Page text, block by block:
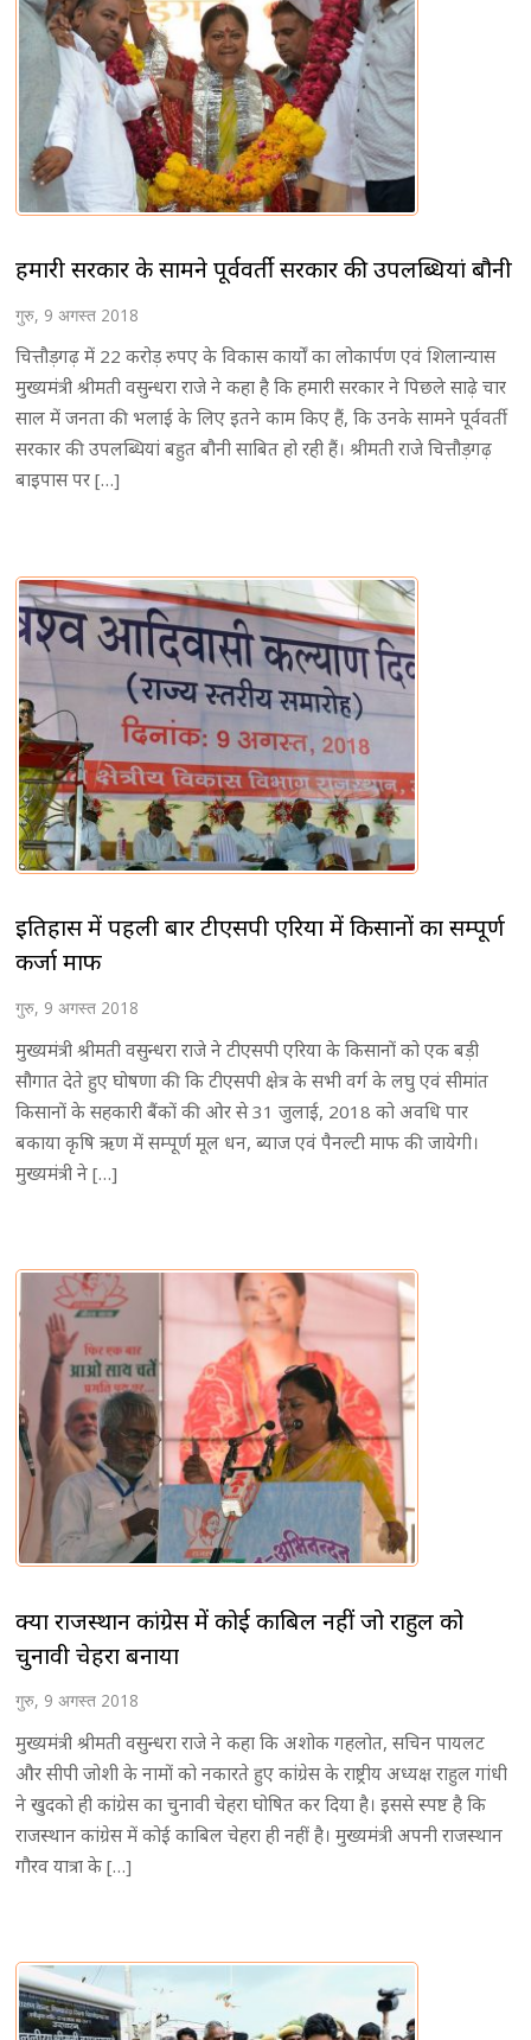
हमारी सरकार के सामने पूर्ववर्ती सरकार की उपलब्धियां बौनी
गुरु, 9 अगस्त 2018
चित्तौड़गढ़ में 22 करोड़ रुपए के विकास कार्यों का लोकार्पण एवं शिलान्यास
मुख्यमंत्री श्रीमती वसुन्धरा राजे ने कहा है कि हमारी सरकार ने पिछले साढ़े चार
साल में जनता की भलाई के लिए इतने काम किए हैं, कि उनके सामने पूर्ववर्ती
सरकार की उपलब्धियां बहुत बौनी साबित हो रही हैं। श्रीमती राजे चित्तौड़गढ़
बाइपास पर […]
इतिहास में पहली बार टीएसपी एरिया में किसानों का सम्पूर्ण
कर्जा माफ
गुरु, 9 अगस्त 2018
मुख्यमंत्री श्रीमती वसुन्धरा राजे ने टीएसपी एरिया के किसानों को एक बड़ी
सौगात देते हुए घोषणा की कि टीएसपी क्षेत्र के सभी वर्ग के लघु एवं सीमांत
किसानों के सहकारी बैंकों की ओर से 31 जुलाई, 2018 को अवधि पार
बकाया कृषि ऋण में सम्पूर्ण मूल धन, ब्याज एवं पैनल्टी माफ की जायेगी।
मुख्यमंत्री ने […]
क्या राजस्थान कांग्रेस में कोई काबिल नहीं जो राहुल को
चुनावी चेहरा बनाया
गुरु, 9 अगस्त 2018
मुख्यमंत्री श्रीमती वसुन्धरा राजे ने कहा कि अशोक गहलोत, सचिन पायलट
और सीपी जोशी के नामों को नकारते हुए कांग्रेस के राष्ट्रीय अध्यक्ष राहुल गांधी
ने खुदको ही कांग्रेस का चुनावी चेहरा घोषित कर दिया है। इससे स्पष्ट है कि
राजस्थान कांग्रेस में कोई काबिल चेहरा ही नहीं है। मुख्यमंत्री अपनी राजस्थान
गौरव यात्रा के […]